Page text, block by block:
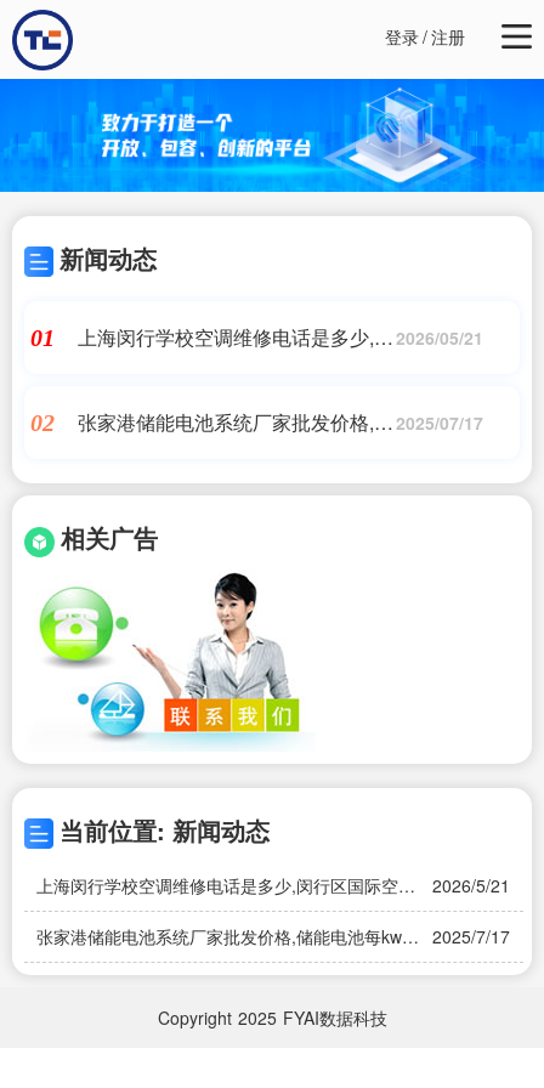
登录/注册
新闻动态
01
上海闵行学校空调维修电话是多少,闵2026/05/21
02
张家港储能电池系统厂家批发价格,储
百度爱采购
2025/07/17
相关广告
当前位置: 新闻动态
上海闵行学校空调维修电话是多少,闵行区国际空调
怎么样
2026/5/21
张家港储能电池系统厂家批发价格,储能电池每kw价
格-批发价格-优质货源-百度爱采购
2025/7/17
Copyright 2025 FYAI数据科技